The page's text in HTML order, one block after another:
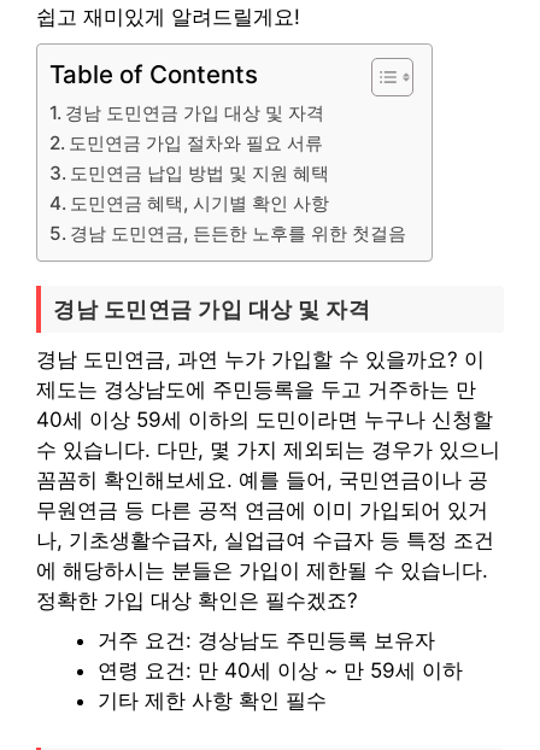
쉽고 재미있게 알려드릴게요!
Table of Contents
경남 도민연금 가입 대상 및 자격
도민연금 가입 절차와 필요 서류
도민연금 납입 방법 및 지원 혜택
도민연금 혜택, 시기별 확인 사항
경남 도민연금, 든든한 노후를 위한 첫걸음
경남 도민연금 가입 대상 및 자격
경남 도민연금, 과연 누가 가입할 수 있을까요? 이
제도는 경상남도에 주민등록을 두고 거주하는 만
40세 이상 59세 이하의 도민이라면 누구나 신청할
수 있습니다. 다만, 몇 가지 제외되는 경우가 있으니
꼼꼼히 확인해보세요. 예를 들어, 국민연금이나 공
무원연금 등 다른 공적 연금에 이미 가입되어 있거
나, 기초생활수급자, 실업급여 수급자 등 특정 조건
에 해당하시는 분들은 가입이 제한될 수 있습니다.
정확한 가입 대상 확인은 필수겠죠?
거주 요건: 경상남도 주민등록 보유자
연령 요건: 만 40세 이상 ~ 만 59세 이하
기타 제한 사항 확인 필수